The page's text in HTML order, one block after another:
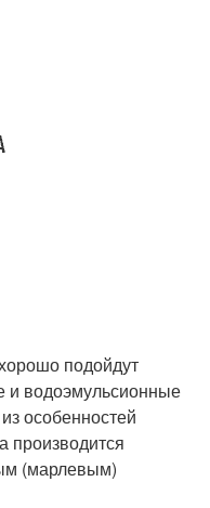
подойдут
и водоэмульсионные
особенностей
производится
(марлевым)